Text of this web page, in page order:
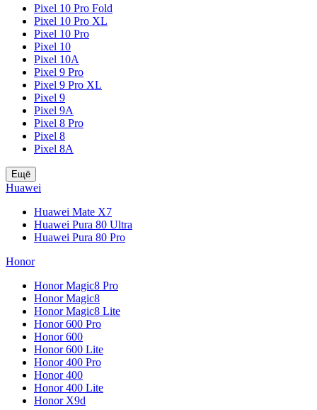
Pixel 10 Pro Fold
Pixel 10 Pro XL
Pixel 10 Pro
Pixel 10
Pixel 10A
Pixel 9 Pro
Pixel 9 Pro XL
Pixel 9
Pixel 9A
Pixel 8 Pro
Pixel 8
Pixel 8A
Ещё
Huawei
Huawei Mate X7
Huawei Pura 80 Ultra
Huawei Pura 80 Pro
Honor
Honor Magic8 Pro
Honor Magic8
Honor Magic8 Lite
Honor 600 Pro
Honor 600
Honor 600 Lite
Honor 400 Pro
Honor 400
Honor 400 Lite
Honor X9d